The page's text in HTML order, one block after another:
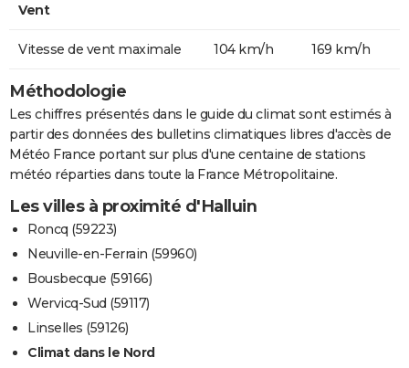
Vent
Vitesse de vent maximale 104 km/h 169 km/h
Méthodologie
Les chiffres présentés dans le guide du climat sont estimés à
partir des données des bulletins climatiques libres d'accès de
Météo France portant sur plus d'une centaine de stations
météo réparties dans toute la France Métropolitaine.
Les villes à proximité d'Halluin
Roncq (59223)
Neuville-en-Ferrain (59960)
Bousbecque (59166)
Wervicq-Sud (59117)
Linselles (59126)
Climat dans le Nord